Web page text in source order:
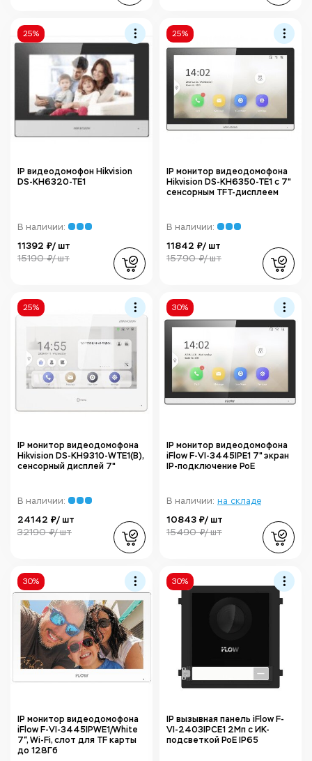
25%
IP видеодомофон Hikvision
DS-KH6320-TE1
В наличии:
11392 ₽/ шт
15190 ₽/ шт
25%
IP монитор видеодомофона
Hikvision DS-KH6350-TE1 с 7"
сенсорным TFT-дисплеем
В наличии:
11842 ₽/ шт
15790 ₽/ шт
25%
IP монитор видеодомофона
Hikvision DS-KH9310-WTE1(B),
сенсорный дисплей 7"
В наличии:
24142 ₽/ шт
32190 ₽/ шт
30%
IP монитор видеодомофона
iFlow F-VI-3445IPE1 7" экран
IP‑подключение PoE
В наличии: на складе
10843 ₽/ шт
15490 ₽/ шт
30%
IP монитор видеодомофона
iFlow F-VI-3445IPWE1/White
7“, Wi-Fi, слот для TF карты
до 128Гб
30%
IP вызывная панель iFlow F-
VI-2403IPCE1 2Мп с ИК-
подсветкой PoE IP65